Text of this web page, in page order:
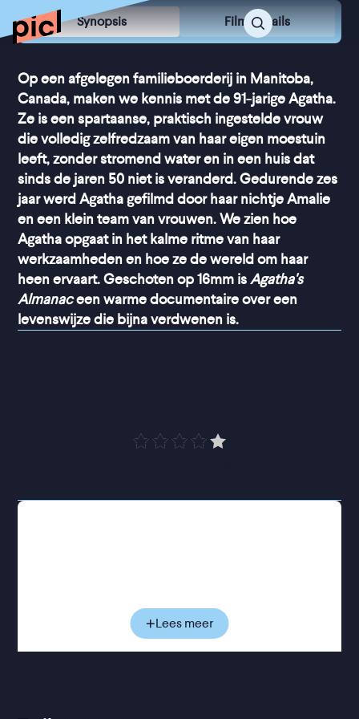
Synopsis Film Details
Op een afgelegen familieboerderij in Manitoba,
Canada, maken we kennis met de 91-jarige Agatha.
Ze is een spartaanse, praktisch ingestelde vrouw
die volledig zelfredzaam van haar eigen moestuin
leeft, zonder stromend water en in een huis dat
sinds de jaren 50 niet is veranderd. Gedurende zes
jaar werd Agatha gefilmd door haar nichtje Amalie
en een klein team van vrouwen. We zien hoe
Agatha opgaat in het kalme ritme van haar
werkzaamheden en hoe ze de wereld om haar
heen ervaart. Geschoten op 16mm isAgatha's
Almanaceen warme documentaire over een
levenswijze die bijna verdwenen is.
Geleidelijk neemt Amalie ons mee in Agatha's bijna
de quilts die ze maakt, haar vindingrijkheid en de
keuzes die haar gevormd hebben. Over hoe
sommige zaden al generaties meegaan en een
Lees meer